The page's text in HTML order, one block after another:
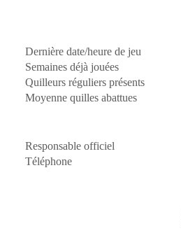
Dernière date/heure de jeu
Semaines déjà jouées
Quilleurs réguliers présents
Moyenne quilles abattues
Responsable officiel
Téléphone